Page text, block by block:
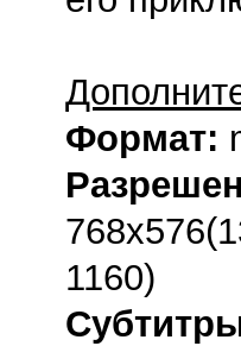
Формат:
1160)